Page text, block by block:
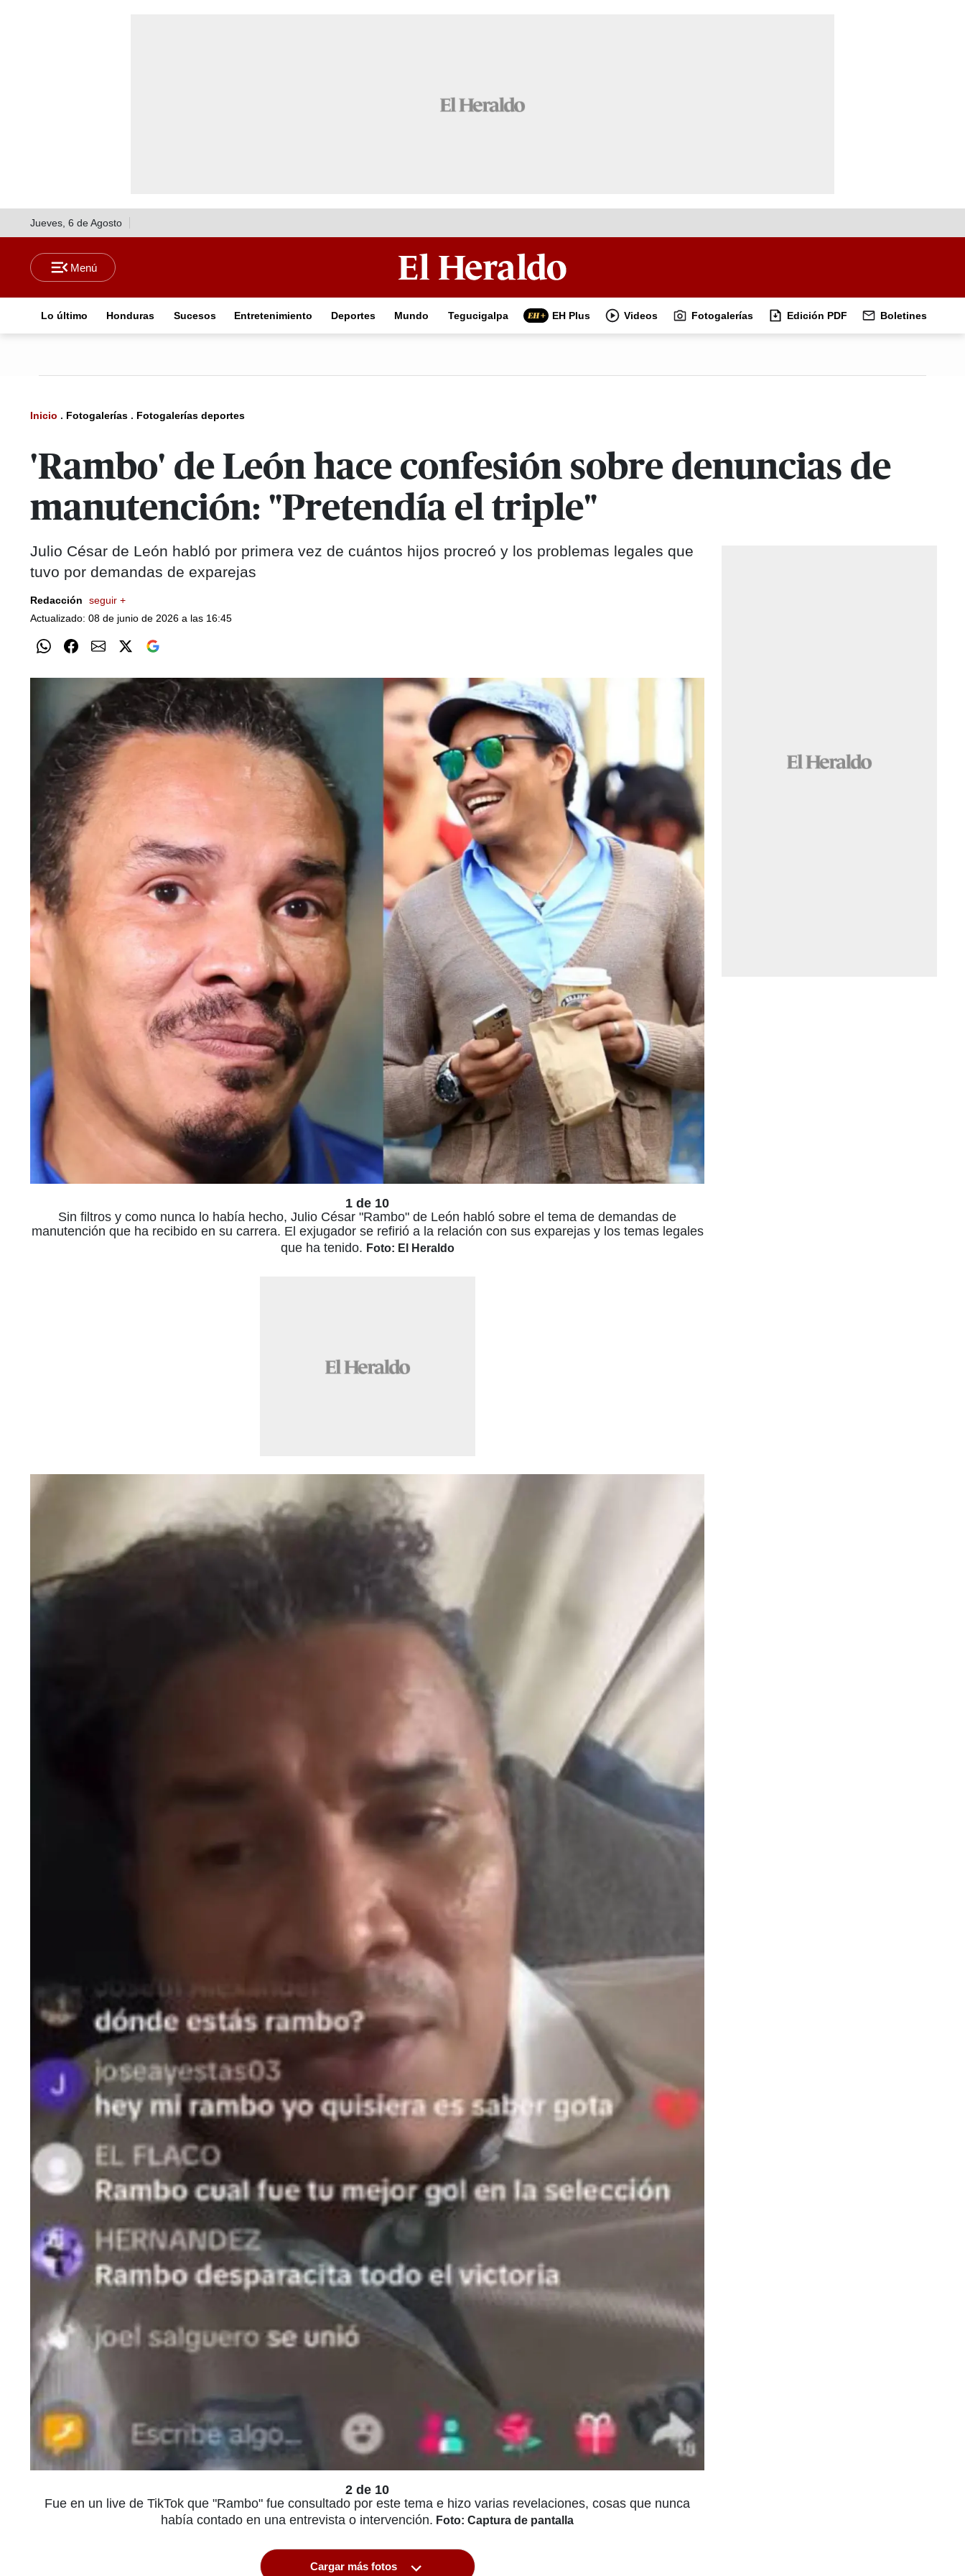
Jueves, 6 de Agosto
Lo último Honduras Sucesos Entretenimiento Deportes Mundo Tegucigalpa EH Plus Videos Fotogalerías Edición PDF Boletines
Inicio . Fotogalerías . Fotogalerías deportes
'Rambo' de León hace confesión sobre denuncias de
manutención: "Pretendía el triple"
Julio César de León habló por primera vez de cuántos hijos procreó y los problemas legales que
tuvo por demandas de exparejas
Redacción
seguir +
Actualizado: 08 de junio de 2026 a las 16:45
1 de 10
Sin filtros y como nunca lo había hecho, Julio César "Rambo" de León habló sobre el tema de demandas de
manutención que ha recibido en su carrera. El exjugador se refirió a la relación con sus exparejas y los temas legales
que ha tenido. Foto: El Heraldo
2 de 10
Fue en un live de TikTok que "Rambo" fue consultado por este tema e hizo varias revelaciones, cosas que nunca
había contado en una entrevista o intervención. Foto: Captura de pantalla
Cargar más fotos